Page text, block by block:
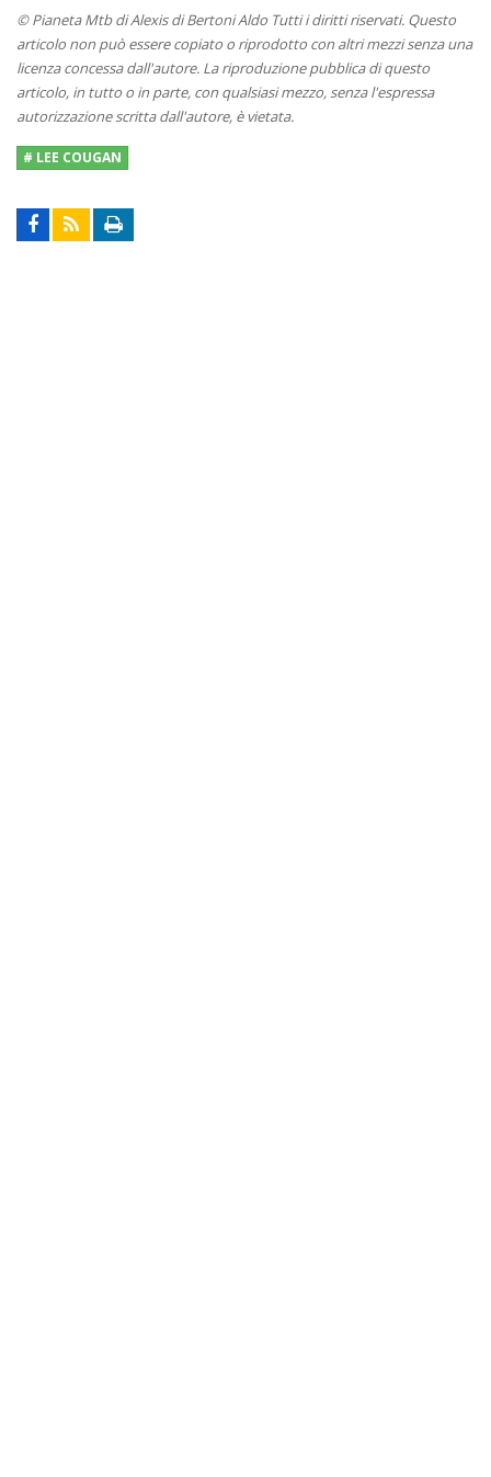
© Pianeta Mtb di Alexis di Bertoni Aldo Tutti i diritti riservati. Questo
articolo non può essere copiato o riprodotto con altri mezzi senza una
licenza concessa dall'autore. La riproduzione pubblica di questo
articolo, in tutto o in parte, con qualsiasi mezzo, senza l'espressa
autorizzazione scritta dall'autore, è vietata.
# LEE COUGAN